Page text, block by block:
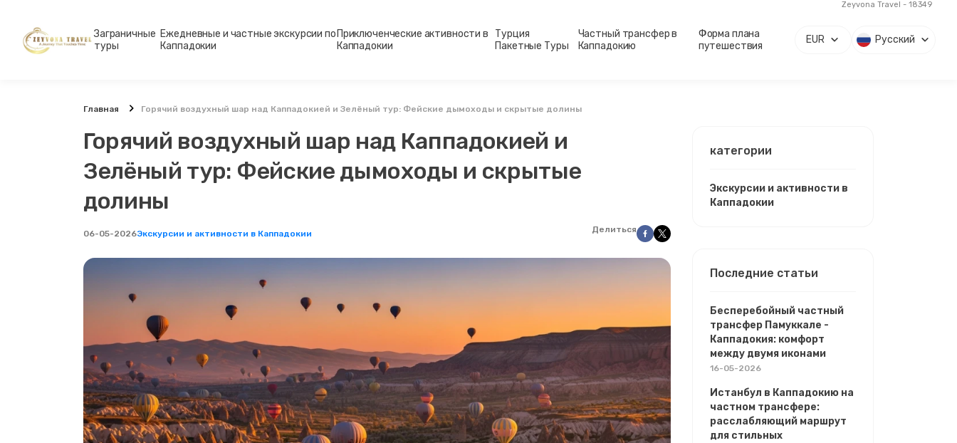
Zeyvona Travel - 18349
Заграничные
туры
Ежедневные и частные экскурсии по
Каппадокии
Приключенческие активности в
Каппадокии
Турция
Пакетные Туры
Частный трансфер в
Каппадокию
Форма плана
путешествия
EUR Русский
Главная Горячий воздухный шар над Каппадокией и Зелёный тур: Фейские дымоходы и скрытые долины
Горячий воздухный шар над Каппадокией и
Зелёный тур: Фейские дымоходы и скрытые
долины
06-05-2026Экскурсии и активности в Каппадокии Делиться
категории
Экскурсии и активности в
Каппадокии
Последние статьи
Бесперебойный частный
трансфер Памуккале -
Каппадокия: комфорт
между двумя иконами
16-05-2026
Истанбул в Каппадокию на
частном трансфере:
расслабляющий маршрут
для стильных